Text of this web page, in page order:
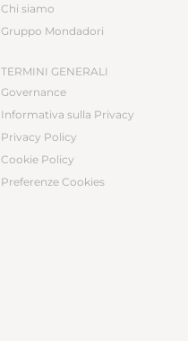
Chi siamo
Gruppo Mondadori
TERMINI GENERALI
Governance
Informativa sulla Privacy
Privacy Policy
Cookie Policy
Preferenze Cookies